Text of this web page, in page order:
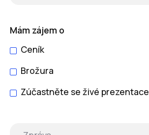
Mám zájem o
Ceník
Brožura
Zúčastněte se živé prezentace